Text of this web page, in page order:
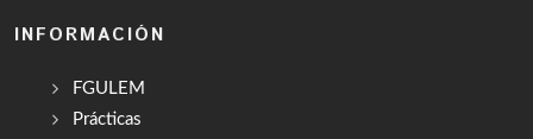
INFORMACIÓN
FGULEM
Prácticas